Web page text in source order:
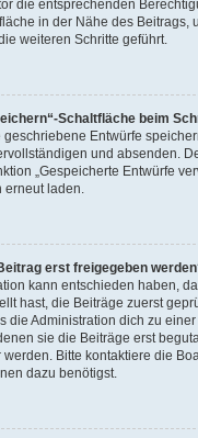
die entsprechenden
in der Nähe des Beitrags,
weiteren Schritte geführt.
Schaltfläche beim
geschriebene Entwürfe
und absenden.
„Gespeicherte Entwürfe
erneut laden.
erst freigegeben
kann entschieden haben,
hast, die Beiträge zuerst
die Administration dich zu
sie die Beiträge erst
Bitte kontaktiere die
dazu benötigst.